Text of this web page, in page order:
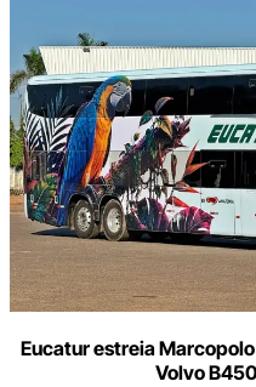
Eucatur estreia
Volvo